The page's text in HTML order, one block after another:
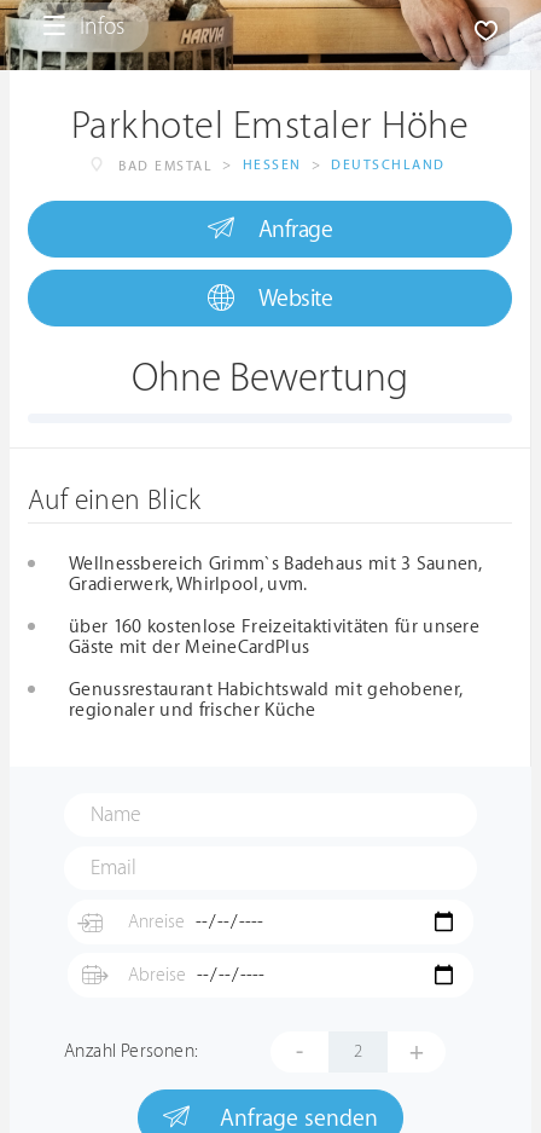
Infos
Parkhotel Emstaler Höhe
BAD EMSTAL > HESSEN > DEUTSCHLAND
Anfrage
Website
Ohne Bewertung
Auf einen Blick
Wellnessbereich Grimm`s Badehaus mit 3 Saunen,
Gradierwerk, Whirlpool, uvm.
über 160 kostenlose Freizeitaktivitäten für unsere
Gäste mit der MeineCardPlus
Genussrestaurant Habichtswald mit gehobener,
regionaler und frischer Küche
Anzahl Personen: - +
Anfrage senden